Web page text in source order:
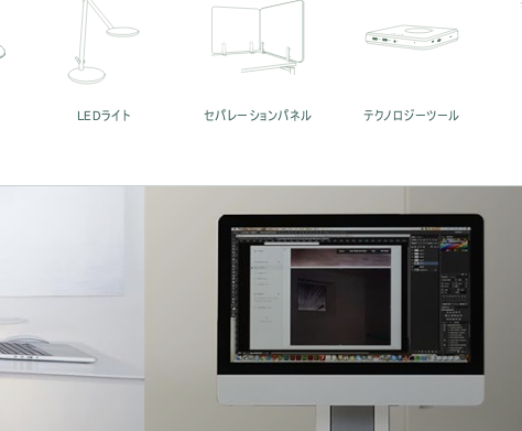
LEDライト セパレーションパネル テクノロジーツール